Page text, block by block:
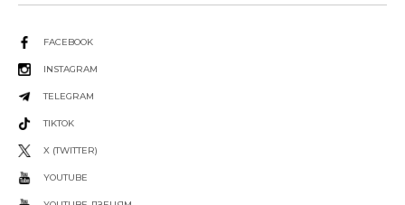
FACEBOOK
INSTAGRAM
TELEGRAM
TIKTOK
X (TWITTER)
YOUTUBE